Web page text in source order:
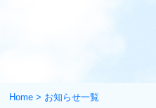
Home > お知らせ一覧